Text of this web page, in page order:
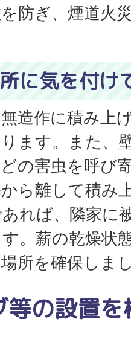
防ぎ、煙道火
に気を付け
造作に積み上
ます。また、
の害虫を呼び
ら離して積み
れば、隣家に
。薪の乾燥状
所を確保しま
等の設置